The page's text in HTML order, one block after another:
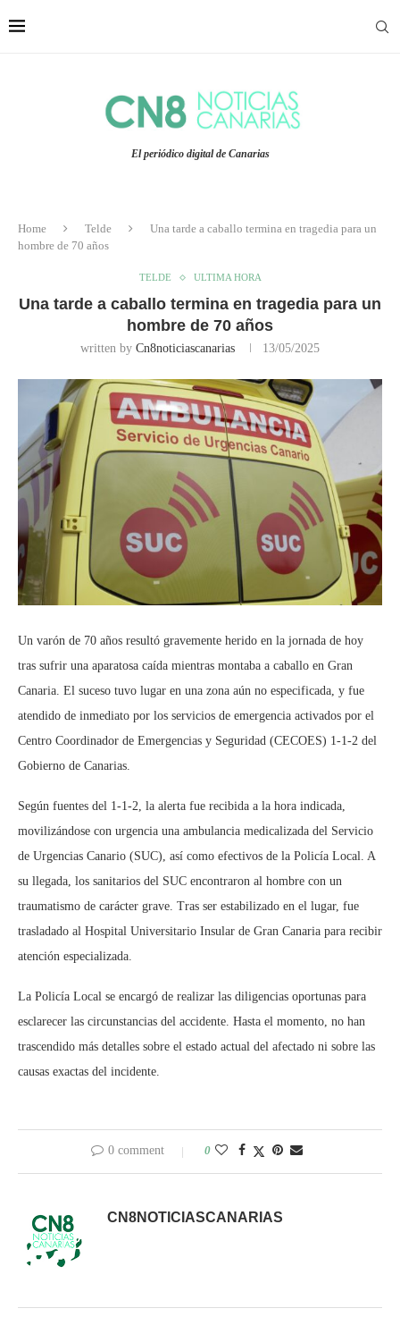
El periódico digital de Canarias
Home Telde
Una tarde a caballo termina en tragedia para un
hombre de 70 años
TELDE ULTIMA HORA
Una tarde a caballo termina en tragedia para un
hombre de 70 años
written by Cn8noticiascanarias 13/05/2025
Un varón de 70 años resultó gravemente herido en la jornada de hoy
tras sufrir una aparatosa caída mientras montaba a caballo en Gran
Canaria. El suceso tuvo lugar en una zona aún no especificada, y fue
atendido de inmediato por los servicios de emergencia activados por el
Centro Coordinador de Emergencias y Seguridad (CECOES) 1-1-2 del
Gobierno de Canarias.
Según fuentes del 1-1-2, la alerta fue recibida a la hora indicada,
movilizándose con urgencia una ambulancia medicalizada del Servicio
de Urgencias Canario (SUC), así como efectivos de la Policía Local. A
su llegada, los sanitarios del SUC encontraron al hombre con un
traumatismo de carácter grave. Tras ser estabilizado en el lugar, fue
trasladado al Hospital Universitario Insular de Gran Canaria para recibir
atención especializada.
La Policía Local se encargó de realizar las diligencias oportunas para
esclarecer las circunstancias del accidente. Hasta el momento, no han
trascendido más detalles sobre el estado actual del afectado ni sobre las
causas exactas del incidente.
0 comment 0
CN8NOTICIASCANARIAS